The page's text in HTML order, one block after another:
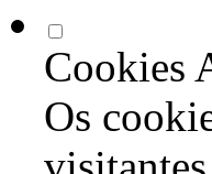
Cookies
Os